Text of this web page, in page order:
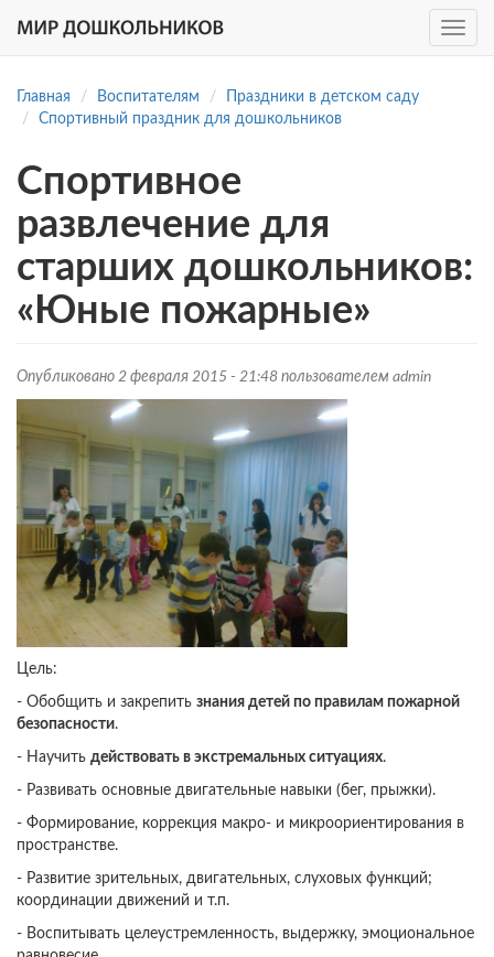
основному
Toggle
Главная Воспитателям
Праздники в детском саду
Спортивный праздник для дошкольников
Спортивное
развлечение для
старших дошкольников:
«Юные пожарные»
Опубликовано 2 февраля 2015 - 21:48 пользователем admin
Цель:
- Обобщить и закрепить знания детей по правилам пожарной
безопасности.
- Научить действовать в экстремальных ситуациях.
- Развивать основные двигательные навыки (бег, прыжки).
- Формирование, коррекция макро- и микроориентирования в
пространстве.
- Развитие зрительных, двигательных, слуховых функций;
координации движений и т.п.
- Воспитывать целеустремленность, выдержку, эмоциональное